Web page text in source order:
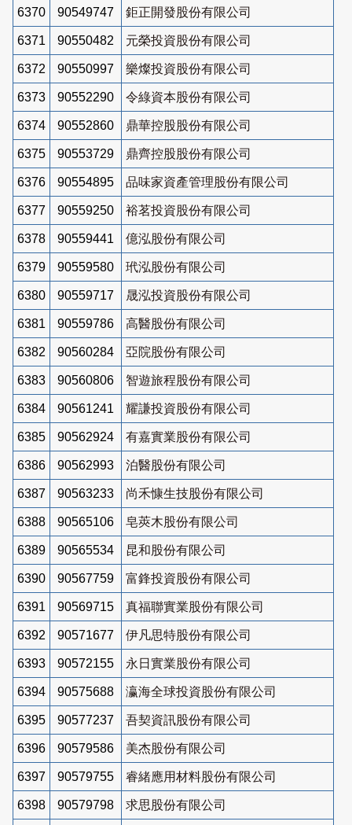
6370 90549747 鉅正開發股份有限公司
6371 90550482 元榮投資股份有限公司
6372 90550997 樂燦投資股份有限公司
6373 90552290 令綠資本股份有限公司
6374 90552860 鼎華控股股份有限公司
6375 90553729 鼎齊控股股份有限公司
6376 90554895 品味家資產管理股份有限公司
6377 90559250 裕茗投資股份有限公司
6378 90559441 億泓股份有限公司
6379 90559580 玳泓股份有限公司
6380 90559717 晟泓投資股份有限公司
6381 90559786 高醫股份有限公司
6382 90560284 亞院股份有限公司
6383 90560806 智遊旅程股份有限公司
6384 90561241 耀謙投資股份有限公司
6385 90562924 有嘉實業股份有限公司
6386 90562993 泊醫股份有限公司
6387 90563233 尚禾慷生技股份有限公司
6388 90565106 皂莢木股份有限公司
6389 90565534 昆和股份有限公司
6390 90567759 富鋒投資股份有限公司
6391 90569715 真福聯實業股份有限公司
6392 90571677 伊凡思特股份有限公司
6393 90572155 永日實業股份有限公司
6394 90575688 瀛海全球投資股份有限公司
6395 90577237 吾契資訊股份有限公司
6396 90579586 美杰股份有限公司
6397 90579755 睿緒應用材料股份有限公司
6398 90579798 求思股份有限公司